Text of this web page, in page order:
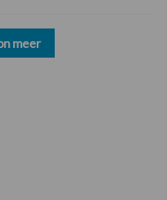
meer